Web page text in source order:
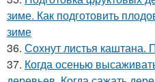
зиме. Как подготовить
зиме
36. Сохнут листья каштана.
37. Когда осенью